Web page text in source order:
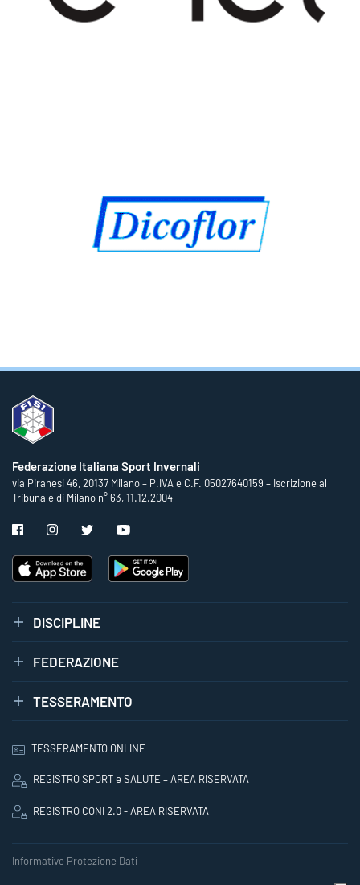
Federazione Italiana Sport Invernali
via Piranesi 46, 20137 Milano – P.IVA e C.F. 05027640159 – Iscrizione al
Tribunale di Milano n° 63, 11.12.2004
DISCIPLINE
FEDERAZIONE
TESSERAMENTO
TESSERAMENTO ONLINE
REGISTRO SPORT e SALUTE – AREA RISERVATA
REGISTRO CONI 2.0 - AREA RISERVATA
Informative Protezione Dati